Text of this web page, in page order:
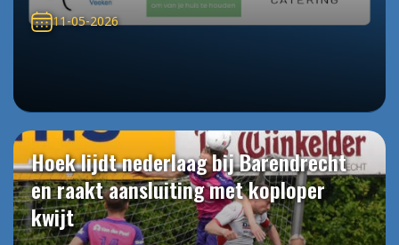
11-05-2026
Hoek lijdt nederlaag bij Barendrecht
en raakt aansluiting met koploper
kwijt